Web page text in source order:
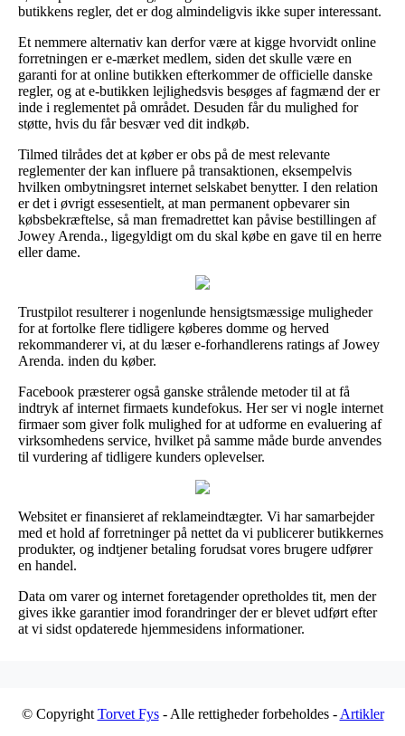
butikkens regler, det er dog almindeligvis ikke super interessant.
Et nemmere alternativ kan derfor være at kigge hvorvidt online
forretningen er e-mærket medlem, siden det skulle være en
garanti for at online butikken efterkommer de officielle danske
regler, og at e-butikken lejlighedsvis besøges af fagmænd der er
inde i reglementet på området. Desuden får du mulighed for
støtte, hvis du får besvær ved dit indkøb.
Tilmed tilrådes det at køber er obs på de mest relevante
reglementer der kan influere på transaktionen, eksempelvis
hvilken ombytningsret internet selskabet benytter. I den relation
er det i øvrigt essesentielt, at man permanent opbevarer sin
købsbekræftelse, så man fremadrettet kan påvise bestillingen af
Jowey Arenda., ligegyldigt om du skal købe en gave til en herre
eller dame.
Trustpilot resulterer i nogenlunde hensigtsmæssige muligheder
for at fortolke flere tidligere køberes domme og herved
rekommanderer vi, at du læser e-forhandlerens ratings af Jowey
Arenda. inden du køber.
Facebook præsterer også ganske strålende metoder til at få
indtryk af internet firmaets kundefokus. Her ser vi nogle internet
firmaer som giver folk mulighed for at udforme en evaluering af
virksomhedens service, hvilket på samme måde burde anvendes
til vurdering af tidligere kunders oplevelser.
Websitet er finansieret af reklameindtægter. Vi har samarbejder
med et hold af forretninger på nettet da vi publicerer butikkernes
produkter, og indtjener betaling forudsat vores brugere udfører
en handel.
Data om varer og internet foretagender opretholdes tit, men der
gives ikke garantier imod forandringer der er blevet udført efter
at vi sidst opdaterede hjemmesidens informationer.
© Copyright Torvet Fys- Alle rettigheder forbeholdes - Artikler